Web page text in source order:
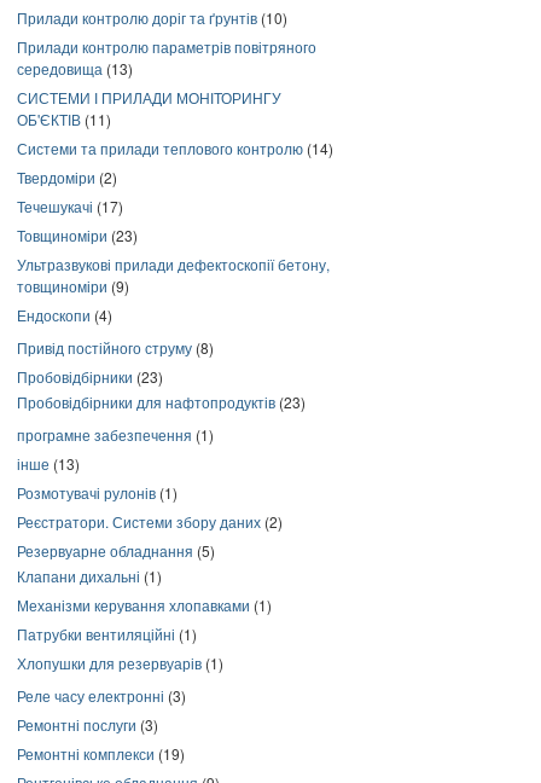
Прилади контролю доріг та ґрунтів (10)
Прилади контролю параметрів повітряного
середовища (13)
СИСТЕМИ І ПРИЛАДИ МОНІТОРИНГУ
ОБ'ЄКТІВ (11)
Системи та прилади теплового контролю (14)
Твердоміри (2)
Течешукачі (17)
Товщиноміри (23)
Ультразвукові прилади дефектоскопії бетону,
товщиноміри (9)
Ендоскопи (4)
Привід постійного струму (8)
Пробовідбірники (23)
Пробовідбірники для нафтопродуктів (23)
програмне забезпечення (1)
інше (13)
Розмотувачі рулонів (1)
Реєстратори. Системи збору даних (2)
Резервуарне обладнання (5)
Клапани дихальні (1)
Механізми керування хлопавками (1)
Патрубки вентиляційні (1)
Хлопушки для резервуарів (1)
Реле часу електронні (3)
Ремонтні послуги (3)
Ремонтні комплекси (19)